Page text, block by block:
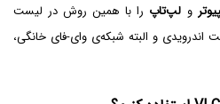
و لپ‌تاپ را با همین روش در لیست
اندرویدی و البته شبکه‌ی وای-فای خانگی،